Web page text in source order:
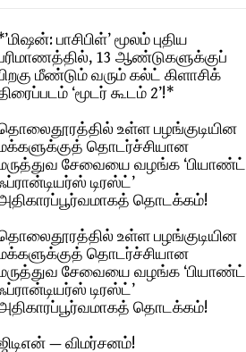
பாசிபிள்’ மூலம் புதிய
13 ஆண்டுகளுக்குப்
மீண்டும் வரும் கல்ட் கிளாசிக்
‘மூடர் கூடம் 2’!*
உள்ள பழங்குடியின
தொடர்ச்சியான
சேவையை வழங்க ‘பியாண்ட்
டிரஸ்ட்’
தொடக்கம்!
உள்ள பழங்குடியின
தொடர்ச்சியான
சேவையை வழங்க ‘பியாண்ட்
டிரஸ்ட்’
தொடக்கம்!
— விமர்சனம்!